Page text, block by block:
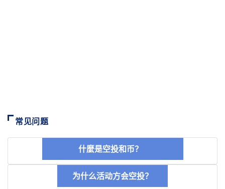
常见问题
什麼是空投和币？
为什么活动方会空投？